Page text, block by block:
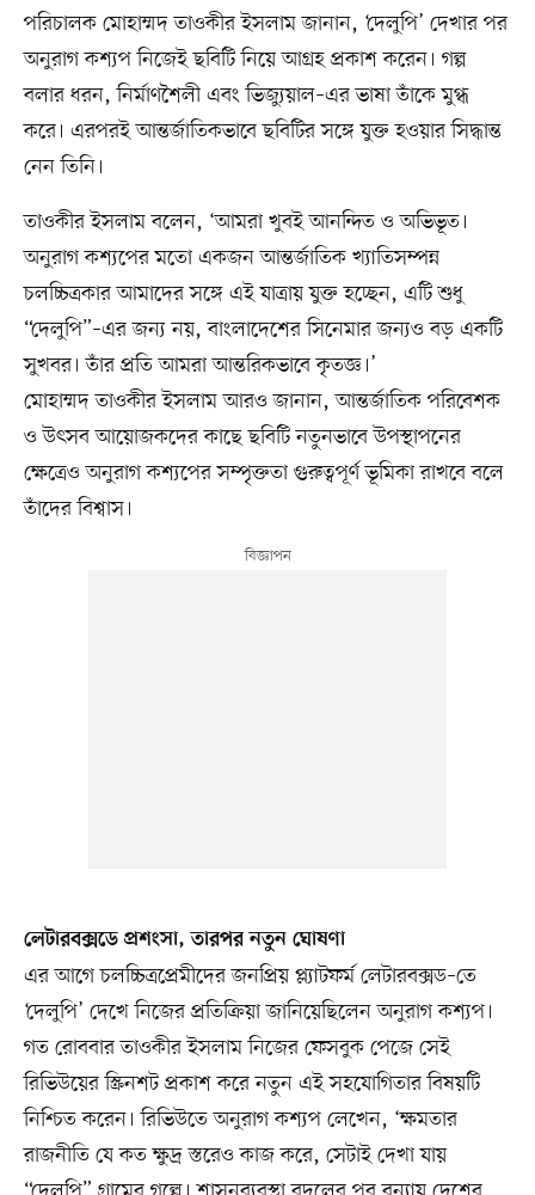
পরিচালক মোহাম্মদ তাওকীর ইসলাম জানান, ‘দেলুপি’ দেখার পর
অনুরাগ কশ্যপ নিজেই ছবিটি নিয়ে আগ্রহ প্রকাশ করেন। গল্প
বলার ধরন, নির্মাণশৈলী এবং ভিজ্যুয়াল–এর ভাষা তাঁকে মুগ্ধ
করে। এরপরই আন্তর্জাতিকভাবে ছবিটির সঙ্গে যুক্ত হওয়ার সিদ্ধান্ত
নেন তিনি।
তাওকীর ইসলাম বলেন, ‘আমরা খুবই আনন্দিত ও অভিভূত।
অনুরাগ কশ্যপের মতো একজন আন্তর্জাতিক খ্যাতিসম্পন্ন
চলচ্চিত্রকার আমাদের সঙ্গে এই যাত্রায় যুক্ত হচ্ছেন, এটি শুধু
“দেলুপি”–এর জন্য নয়, বাংলাদেশের সিনেমার জন্যও বড় একটি
সুখবর। তাঁর প্রতি আমরা আন্তরিকভাবে কৃতজ্ঞ।’
মোহাম্মদ তাওকীর ইসলাম আরও জানান, আন্তর্জাতিক পরিবেশক
ও উৎসব আয়োজকদের কাছে ছবিটি নতুনভাবে উপস্থাপনের
ক্ষেত্রেও অনুরাগ কশ্যপের সম্পৃক্ততা গুরুত্বপূর্ণ ভূমিকা রাখবে বলে
তাঁদের বিশ্বাস।
লেটারবক্সডে প্রশংসা, তারপর নতুন ঘোষণা
এর আগে চলচ্চিত্রপ্রেমীদের জনপ্রিয় প্ল্যাটফর্ম লেটারবক্সড–তে
‘দেলুপি’ দেখে নিজের প্রতিক্রিয়া জানিয়েছিলেন অনুরাগ কশ্যপ।
গত রোববার তাওকীর ইসলাম নিজের ফেসবুক পেজে সেই
রিভিউয়ের স্ক্রিনশট প্রকাশ করে নতুন এই সহযোগিতার বিষয়টি
নিশ্চিত করেন। রিভিউতে অনুরাগ কশ্যপ লেখেন, ‘ক্ষমতার
রাজনীতি যে কত ক্ষুদ্র স্তরেও কাজ করে, সেটাই দেখা যায়